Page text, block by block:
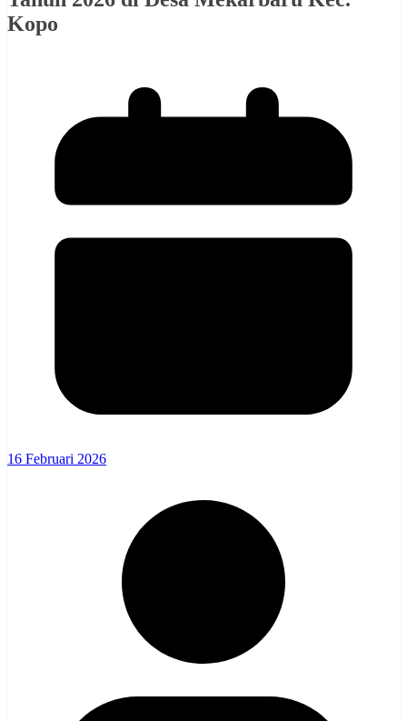
Kopo
16 Februari 2026